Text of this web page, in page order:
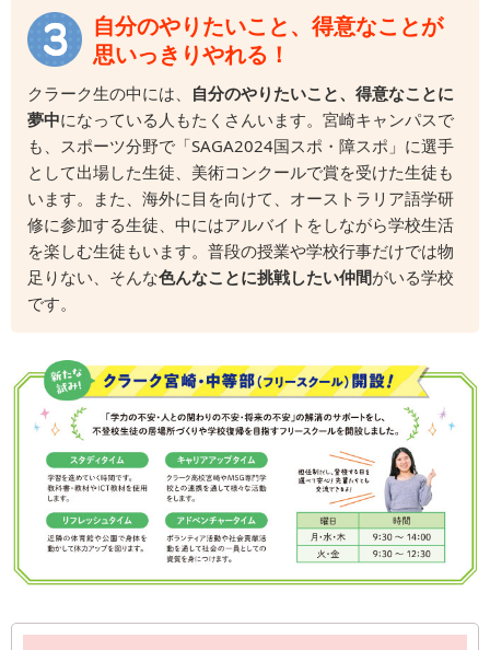
自分のやりたいこと、得意なことが
思いっきりやれる！
クラーク生の中には、 自分のやりたいこと、得意なことに
夢中になっている人もたくさんいます。宮崎キャンパスで
も、スポーツ分野で「SAGA2024国スポ・障スポ」に選手
として出場した生徒、美術コンクールで賞を受けた生徒も
います。また、海外に目を向けて、オーストラリア語学研
修に参加する生徒、中にはアルバイトをしながら学校生活
を楽しむ生徒もいます。普段の授業や学校行事だけでは物
足りない、そんな色んなことに挑戦したい仲間がいる学校
です。